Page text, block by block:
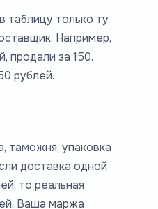
таблицу только ту
Например,
продали за 150.
рублей.
таможня, упаковка
доставка одной
то реальная
Ваша маржа